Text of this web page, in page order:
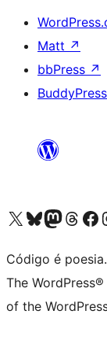
Matt ↗
bbPress ↗
BuddyPress
Visite a nossa conta X (antigo Twitter)
Visit our Bluesky account
Visit our Mastodon
Visit ourVisite a
Código é poesia.
The
of the